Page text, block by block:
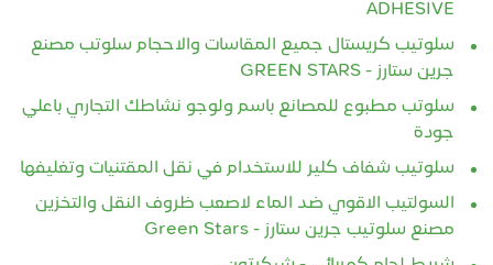
ADHESIVE
سلوتيب كريستال جميع المقاسات والاحجام سلوتب مصنع
جرين ستارز - GREEN STARS
سلوتب مطبوع للمصانع باسم ولوجو نشاطك التجاري باعلي
جودة
سلوتيب شفاف كلير للاستخدام في نقل المقتنيات وتغليفها
السولتيب الاقوي ضد الماء لاصعب ظروف النقل والتخزين
مصنع سلوتيب جرين ستارز - Green Stars